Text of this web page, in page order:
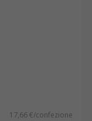
17,66 €/confezione